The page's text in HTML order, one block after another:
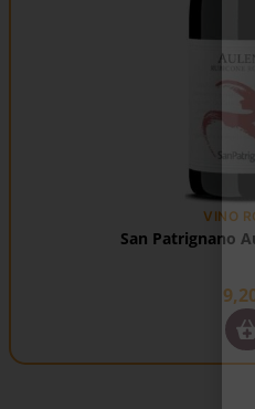
VINO
San Patrignano